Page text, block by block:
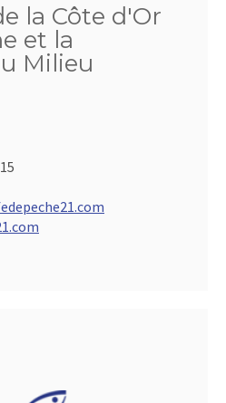
la Côte d'Or
et la
Milieu